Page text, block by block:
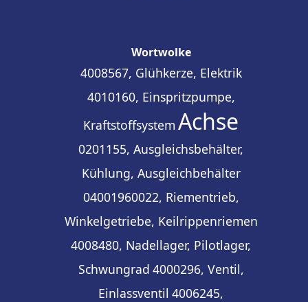
Wortwolke
4008567, Glühkerze, Elektrik
4010160, Einspritzpumpe,
Kraftstoffsystem Achse
0201155, Ausgleichsbehälter,
Kühlung, Ausgleichbehälter
04001960022, Riementrieb,
Winkelgetriebe, Keilrippenriemen
4008480, Nadellager, Pilotlager,
Schwungrad 4000296, Ventil,
Einlassventil 4006245,